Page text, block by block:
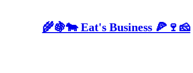
🌾🍇🐄 Eat's Business 🍕🍷🧀